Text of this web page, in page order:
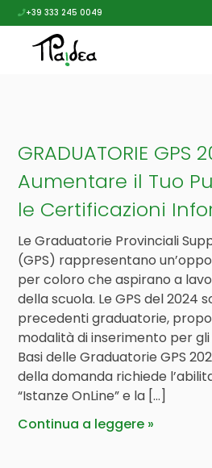
+39 333 245 0049
GRADUATORIE GPS
Aumentare il Tuo
le Certificazioni
Le Graduatorie Provinciali
(GPS) rappresentano
per coloro che aspirano a
della scuola. Le GPS del 2024
precedenti graduatorie,
modalità di inserimento per
Basi delle Graduatorie GPS
della domanda richiede
“Istanze OnLine” e la […]
Continua a leggere